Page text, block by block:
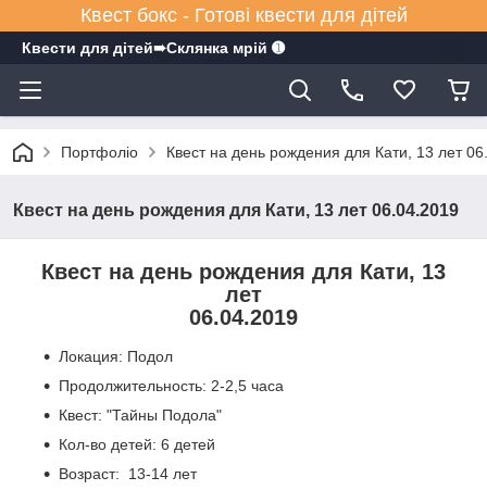
Квест бокс - Готові квести для дітей
Квести для дітей➠Склянка мрiй ➊
Портфоліо Квест на день рождения для Кати, 13 лет
Квест на день рождения для Кати, 13 лет 06.04.2019
Квест на день рождения для Кати, 13
лет
06.04.2019
Локация: Подол
Продолжительность: 2-2,5 часа
Квест: "Тайны Подола"
Кол-во детей: 6 детей
Возраст: 13-14 лет